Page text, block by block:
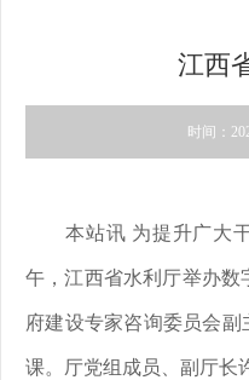
江西
时间：
本站讯 为提升广大干
午，江西省水利厅举办
府建设专家咨询委员会
课。厅党组成员、副厅长